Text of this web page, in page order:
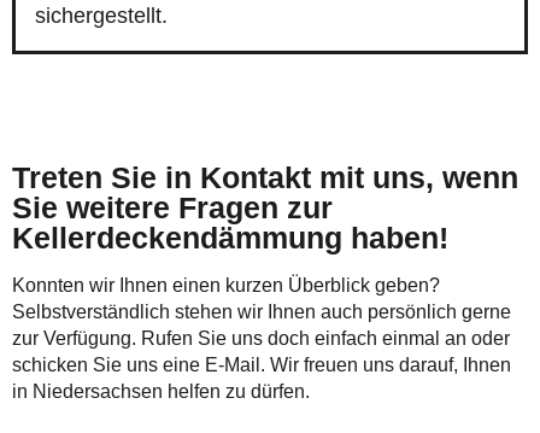
sichergestellt.
Treten Sie in Kontakt mit uns, wenn
Sie weitere Fragen zur
Kellerdeckendämmung haben!
Konnten wir Ihnen einen kurzen Überblick geben?
Selbstverständlich stehen wir Ihnen auch persönlich gerne
zur Verfügung. Rufen Sie uns doch einfach einmal an oder
schicken Sie uns eine E-Mail. Wir freuen uns darauf, Ihnen
in Niedersachsen helfen zu dürfen.